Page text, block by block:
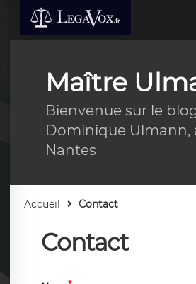
Maître
Bienvenue sur le
Dominique Ulmann,
Nantes
Accueil Contact
Contact